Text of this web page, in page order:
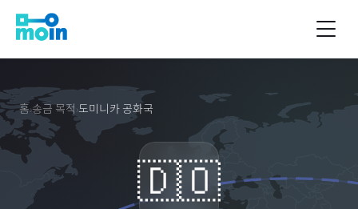
홈›송금 목적 ›도미니카 공화국
🇩🇴